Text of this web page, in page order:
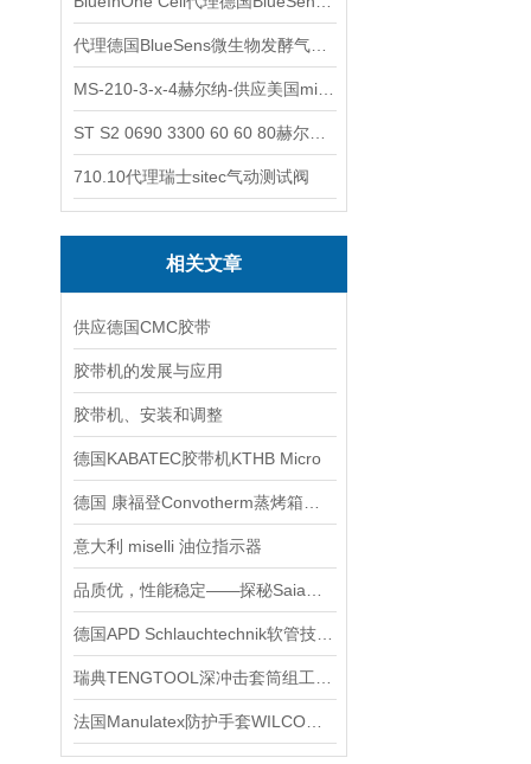
710.10代理瑞士sitec气动测试阀
相关文章
供应德国CMC胶带
胶带机的发展与应用
胶带机、安装和调整
德国KABATEC胶带机KTHB Micro
意大利 miselli 油位指示器